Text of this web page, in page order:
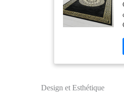
Design et Esthétique